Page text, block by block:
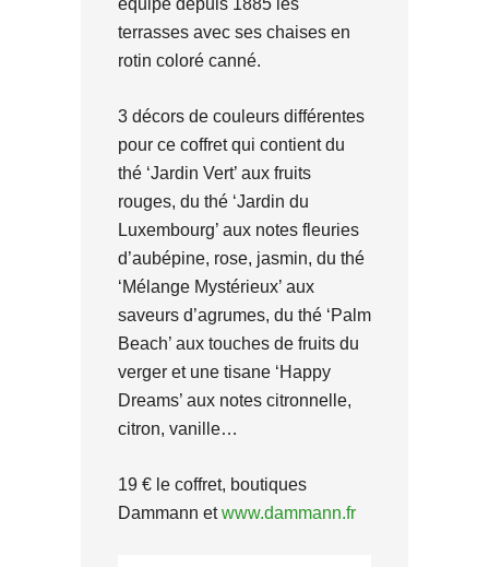
terrasses avec ses chaises en
rotin coloré canné.
3 décors de couleurs différentes
pour ce coffret qui contient du
thé ‘Jardin Vert’ aux fruits
rouges, du thé ‘Jardin du
Luxembourg’ aux notes fleuries
d’aubépine, rose, jasmin, du thé
‘Mélange Mystérieux’ aux
saveurs d’agrumes, du thé ‘Palm
Beach’ aux touches de fruits du
verger et une tisane ‘Happy
Dreams’ aux notes citronnelle,
citron, vanille…
19 € le coffret, boutiques
Dammann etwww.dammann.fr